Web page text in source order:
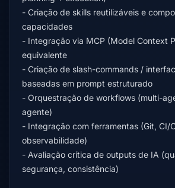
- Criação de skills reutilizáveis e
capacidades
- Integração via MCP (Model Context
equivalente
- Criação de slash-commands /
baseadas em prompt estruturado
- Orquestração de workflows (multi-
agente)
- Integração com ferramentas (Git, CI/
observabilidade)
- Avaliação crítica de outputs de IA
segurança, consistência)